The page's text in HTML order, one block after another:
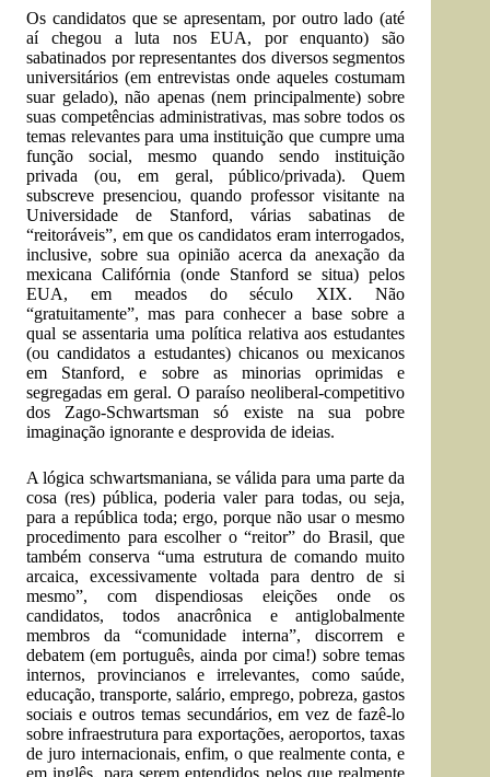
Os candidatos que se apresentam, por outro lado (até
aí chegou a luta nos EUA, por enquanto) são
sabatinados por representantes dos diversos segmentos
universitários (em entrevistas onde aqueles costumam
suar gelado), não apenas (nem principalmente) sobre
suas competências administrativas, mas sobre todos os
temas relevantes para uma instituição que cumpre uma
função social, mesmo quando sendo instituição
privada (ou, em geral, público/privada). Quem
subscreve presenciou, quando professor visitante na
Universidade de Stanford, várias sabatinas de
“reitoráveis”, em que os candidatos eram interrogados,
inclusive, sobre sua opinião acerca da anexação da
mexicana Califórnia (onde Stanford se situa) pelos
EUA, em meados do século XIX. Não
“gratuitamente”, mas para conhecer a base sobre a
qual se assentaria uma política relativa aos estudantes
(ou candidatos a estudantes) chicanos ou mexicanos
em Stanford, e sobre as minorias oprimidas e
segregadas em geral. O paraíso neoliberal-competitivo
dos Zago-Schwartsman só existe na sua pobre
imaginação ignorante e desprovida de ideias.
A lógica schwartsmaniana, se válida para uma parte da
cosa (res) pública, poderia valer para todas, ou seja,
para a república toda; ergo, porque não usar o mesmo
procedimento para escolher o “reitor” do Brasil, que
também conserva “uma estrutura de comando muito
arcaica, excessivamente voltada para dentro de si
mesmo”, com dispendiosas eleições onde os
candidatos, todos anacrônica e antiglobalmente
membros da “comunidade interna”, discorrem e
debatem (em português, ainda por cima!) sobre temas
internos, provincianos e irrelevantes, como saúde,
educação, transporte, salário, emprego, pobreza, gastos
sociais e outros temas secundários, em vez de fazê-lo
sobre infraestrutura para exportações, aeroportos, taxas
de juro internacionais, enfim, o que realmente conta, e
em inglês, para serem entendidos pelos que realmente